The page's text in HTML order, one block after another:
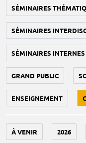
SÉMINAIRES
SÉMINAIRES
SÉMINAIRES INTERNES
GRAND PUBLIC
ENSEIGNEMENT
À VENIR 2026